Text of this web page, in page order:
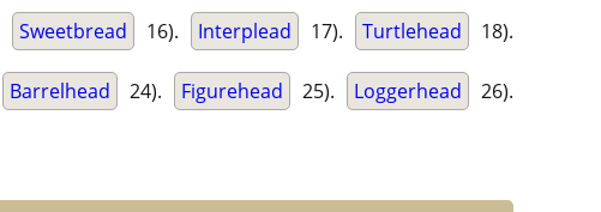
Sweetbread 16). Interplead 17). Turtlehead 18).
Barrelhead 24). Figurehead 25). Loggerhead 26).